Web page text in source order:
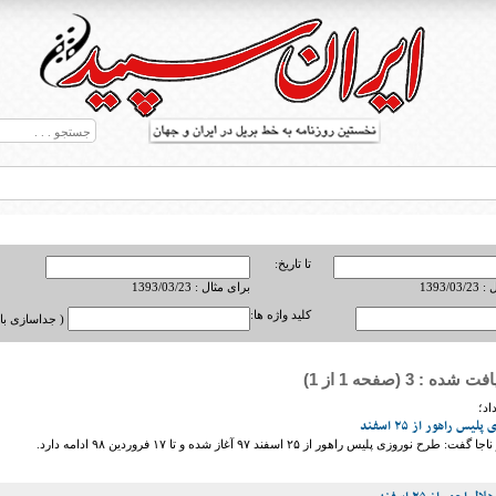
بریل در جهان
23
تا تاریخ:
برای مثال : 1393/03/23
کلید واژه ها: ( جداسازی
: 3 (صفحه 1 از 1)
راهور از ۲۵ اسفند
پلیس راهور از ۲۵ اسفند ٩٧ آغاز شده و تا ۱۷ فروردین ۹۸ ادامه دارد.